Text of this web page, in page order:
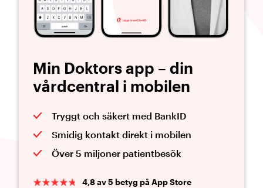
Min Doktors app – din
vårdcentral i mobilen
Tryggt och säkert med BankID
Smidig kontakt direkt i mobilen
Över 5 miljoner patientbesök
4,8 av 5 betyg på App Store